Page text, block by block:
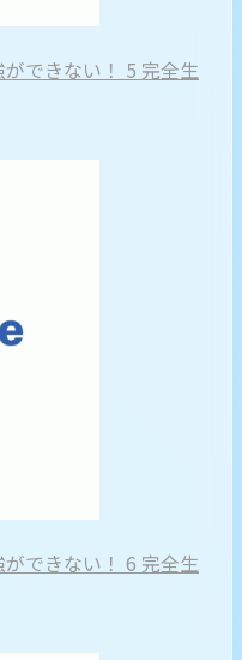
できない！ 5 完全生
できない！ 6 完全生